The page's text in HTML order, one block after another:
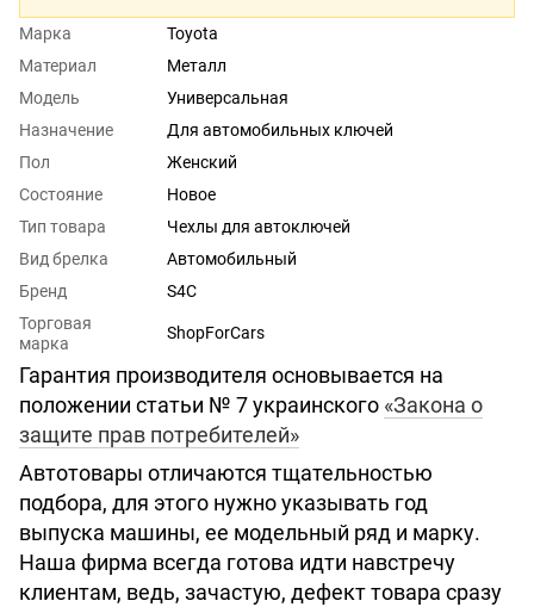
Марка
Toyota
Материал
Металл
Модель
Универсальная
Назначение
Для автомобильных ключей
Пол
Женский
Состояние
Новое
Тип товара
Чехлы для автоключей
Вид брелка
Автомобильный
Бренд
S4C
Торговая
марка
ShopForCars
Гарантия производителя основывается на
положении статьи № 7 украинского «Закона о
защите прав потребителей»
Автотовары отличаются тщательностью
подбора, для этого нужно указывать год
выпуска машины, ее модельный ряд и марку.
Наша фирма всегда готова идти навстречу
клиентам, ведь, зачастую, дефект товара сразу